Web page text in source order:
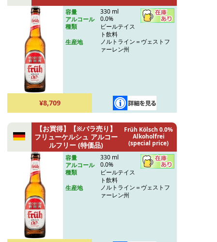
容量
330 ml
アルコール
0.0%
種類
ビールテイス
ト飲料
生産地
ノルトライン＝ヴェストフ
ァーレン州
¥8,709
【お買得】【※バラ売り】
フリューケルシュ アルコー
ルフリー (特価品)
Früh Kölsch 0.0%
Alkoholfrei
(special price)
容量
330 ml
アルコール
0.0%
種類
ビールテイス
ト飲料
生産地
ノルトライン＝ヴェストフ
ァーレン州